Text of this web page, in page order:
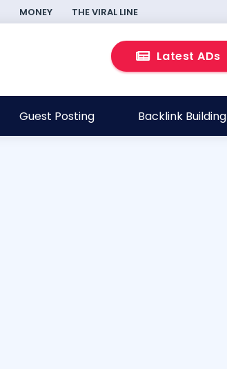
MONEY THE VIRAL LINE
Latest ADs
Guest Posting Backlink Building